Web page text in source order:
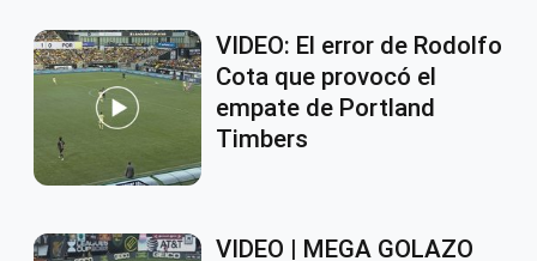
VIDEO: El error de Rodolfo
Cota que provocó el
empate de Portland
Timbers
VIDEO | MEGA GOLAZO